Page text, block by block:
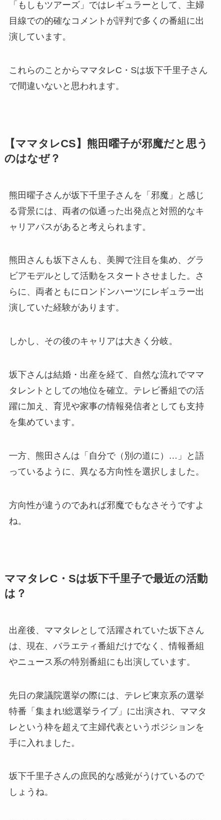
「もしもツアーズ」ではレギュラーとして、主婦
目線での的確なコメントが評判で多くの番組に出
演しています。
これらのことからママタレC・Sは坂下千里子さん
で間違いないと思われます。
【ママタレCS】熊田曜子が邪魔だと思う
のはなぜ？
熊田曜子さんが坂下千里子さんを「邪魔」と感じ
る背景には、両者の似通った出発点と対照的なキ
ャリアパスがあると考えられます。
熊田さんも坂下さんも、美脚で注目を集め、グラ
ビアモデルとして活動をスタートさせました。さ
らに、両者ともにロンドンハーツにレギュラー出
演していた経験があります。
しかし、その後のキャリアは大きく分岐。
坂下さんは結婚・出産を経て、自然な流れでママ
タレントとしての地位を確立。テレビ番組での活
躍に加え、育児や家事の情報発信者としても支持
を集めています。
一方、熊田さんは「自分で（別の道に）…」と語
っているように、異なる方向性を選択しました。
方向性が違うのであれば邪魔でもなさそうですよ
ね。
ママタレC・Sは坂下千里子で最近の活動
は？
出産後、ママタレとして活躍されていた坂下さん
は、現在、バラエティ番組だけでなく、情報番組
やニュース系の特別番組にも出演しています。
先日の衆議院選挙の際には、テレビ東京系の選挙
特番「集まれ!総選挙ライブ」に出演され、ママタ
レという枠を超えて主婦代表というポジションを
手に入れました。
坂下千里子さんの庶民的な感覚がうけているので
しょうね。